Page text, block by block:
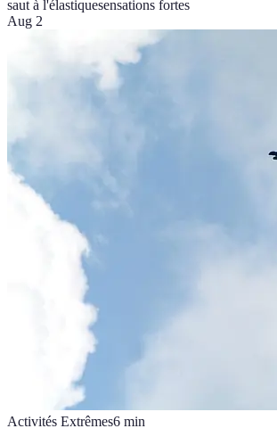
saut à l'élastiquesensations fortes
Aug 2
Activités Extrêmes6 min